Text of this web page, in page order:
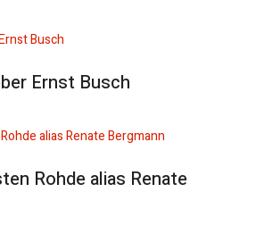
Ernst Busch
Rohde alias Renate